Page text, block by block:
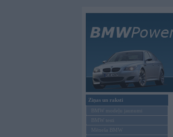
Ziņas un raksti
BMW modeļu jaunumi
BMW testi
Mēneša BMW